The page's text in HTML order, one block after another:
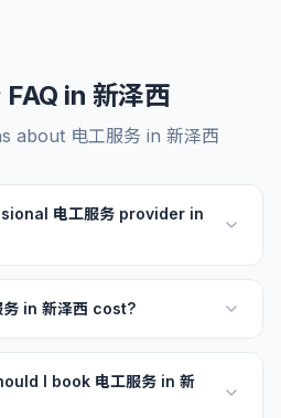
FAQ in 新泽西
about 电工服务 in 新泽西
电工服务 provider in
in 新泽西 cost?
I book 电工服务 in 新